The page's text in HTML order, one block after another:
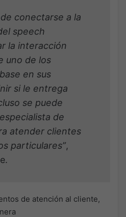
conectarse a la
speech
la interacción
uno de los
en sus
si le entrega
se puede
de
atender clientes
particulares”,
de atención al cliente,